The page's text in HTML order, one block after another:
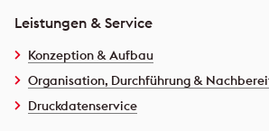
Leistungen & Service
Konzeption & Aufbau
Organisation, Durchführung &
Druckdatenservice